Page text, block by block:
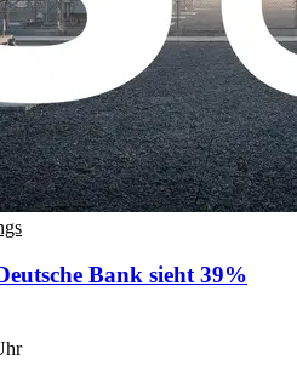
Bank sieht 39%